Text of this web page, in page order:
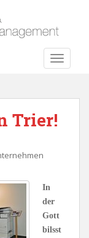
Trier!
In
der
Gott
bilsst